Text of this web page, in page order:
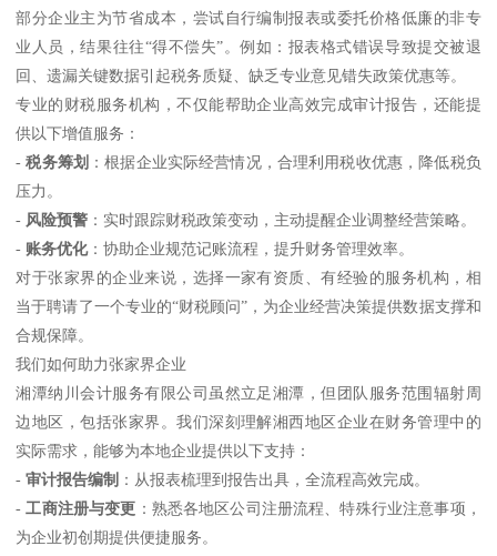
部分企业主为节省成本，尝试自行编制报表或委托价格低廉的非专
业人员，结果往往“得不偿失”。例如：报表格式错误导致提交被退
回、遗漏关键数据引起税务质疑、缺乏专业意见错失政策优惠等。
专业的财税服务机构，不仅能帮助企业高效完成审计报告，还能提
供以下增值服务：
-税务筹划 ：根据企业实际经营情况，合理利用税收优惠，降低税负
压力。
- 风险预警 ：实时跟踪财税政策变动，主动提醒企业调整经营策略。
- 账务优化：协助企业规范记账流程，提升财务管理效率。
对于张家界的企业来说，选择一家有资质、有经验的服务机构，相
当于聘请了一个专业的“财税顾问”，为企业经营决策提供数据支撑和
合规保障。
我们如何助力张家界企业
湘潭纳川会计服务有限公司虽然立足湘潭，但团队服务范围辐射周
边地区，包括张家界。我们深刻理解湘西地区企业在财务管理中的
实际需求，能够为本地企业提供以下支持：
-审计报告编制 ：从报表梳理到报告出具，全流程高效完成。
-工商注册与变更 ：熟悉各地区公司注册流程、特殊行业注意事项，
为企业初创期提供便捷服务。